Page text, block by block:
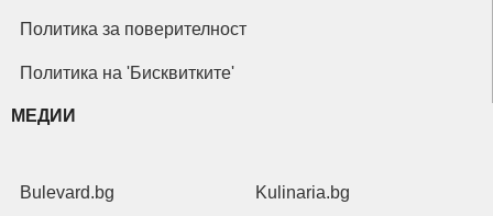
Политика за поверителност
Политика на 'Бисквитките'
МЕДИИ
Bulevard.bg Kulinaria.bg